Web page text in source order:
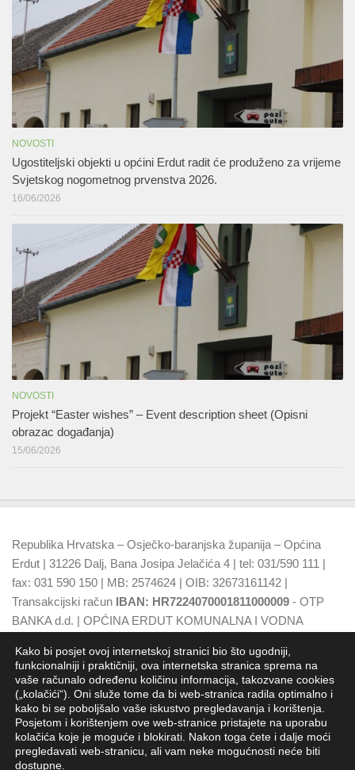
NOVOSTI
Ugostiteljski objekti u općini Erdut radit će produženo za vrijeme
Svjetskog nogometnog prvenstva 2026.
16/06/2026
NOVOSTI
Projekt “Easter wishes” – Event description sheet (Opisni
obrazac događanja)
15/06/2026
Republika Hrvatska – Osječko-baranjska županija – Općina
Erdut | 31226 Dalj, Bana Josipa Jelačića 4 | tel: 031/590 111 |
fax: 031 590 150 | MB: 2574624 | OIB: 32673161142 |
Transakcijski račun IBAN: HR7224070001811000009 - OTP
BANKA d.d. | OPĆINA ERDUT KOMUNALNA I VODNA
d.d.
Kako bi posjet ovoj internetskoj stranici bio što ugodniji,
funkcionalniji i praktičniji, ova internetska stranica sprema na
vaše računalo određenu količinu informacija, takozvane cookies
(„kolačići“). Oni služe tome da bi web-stranica radila optimalno i
kako bi se poboljšalo vaše iskustvo pregledavanja i korištenja.
Posjetom i korištenjem ove web-stranice pristajete na uporabu
kolačića koje je moguće i blokirati. Nakon toga ćete i dalje moći
pregledavati web-stranicu, ali vam neke mogućnosti neće biti
dostupne.